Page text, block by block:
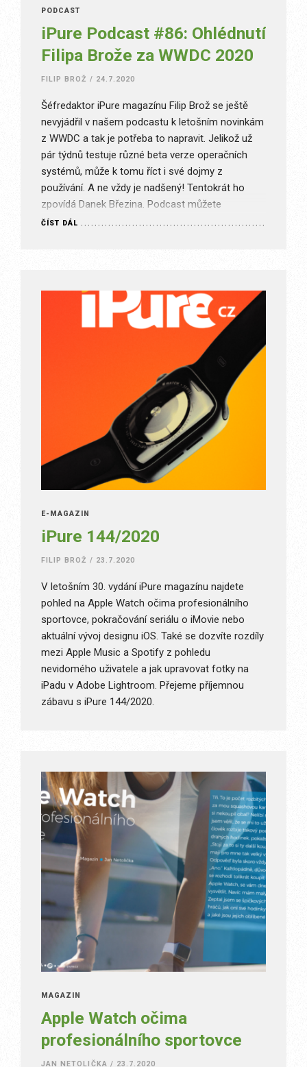
PODCAST
iPure Podcast #86: Ohlédnutí
Filipa Brože za WWDC 2020
FILIP BROŽ / 24.7.2020
Šéfredaktor iPure magazínu Filip Brož se ještě
nevyjádřil v našem podcastu k letošním novinkám
z WWDC a tak je potřeba to napravit. Jelikož už
pár týdnů testuje různé beta verze operačních
systémů, může k tomu říct i své dojmy z
používání. A ne vždy je nadšený! Tentokrát ho
zpovídá Danek Březina. Podcast můžete
poslouchat přímo…
ČÍST DÁL
E-MAGAZÍN
iPure 144/2020
FILIP BROŽ / 23.7.2020
V letošním 30. vydání iPure magazínu najdete
pohled na Apple Watch očima profesionálního
sportovce, pokračování seriálu o iMovie nebo
aktuální vývoj designu iOS. Také se dozvíte rozdíly
mezi Apple Music a Spotify z pohledu
nevidomého uživatele a jak upravovat fotky na
iPadu v Adobe Lightroom. Přejeme příjemnou
zábavu s iPure 144/2020.
MAGAZÍN
Apple Watch očima
profesionálního sportovce
JAN NETOLIČKA / 23.7.2020